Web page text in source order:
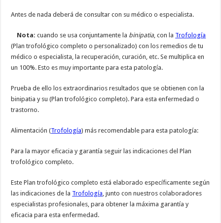
Antes de nada deberá de consultar con su médico o especialista.
Nota:cuando se usa conjuntamente la binipatia, con la Trofología
(Plan trofológico completo o personalizado) con los remedios de tu
médico o especialista, la recuperación, curación, etc. Se multiplica en
un 100%. Esto es muy importante para esta patología.
Prueba de ello los extraordinarios resultados que se obtienen con la
binipatia y su (Plan trofológico completo). Para esta enfermedad o
trastorno.
Alimentación (Trofología) más recomendable para esta patología:
Para la mayor eficacia y garantía seguir las indicaciones del Plan
trofológico completo.
Este Plan trofológico completo está elaborado específicamente según
las indicaciones de la Trofología , junto con nuestros colaboradores
especialistas profesionales, para obtener la máxima garantía y
eficacia para esta enfermedad.